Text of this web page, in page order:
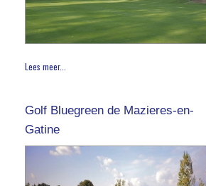
Lees meer...
Golf Bluegreen de Mazieres-en-
Gatine